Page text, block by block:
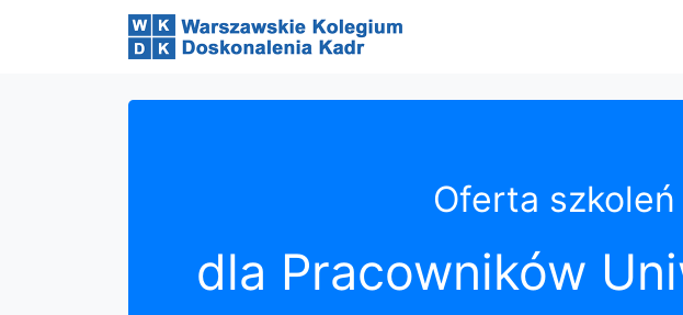
Oferta
dla Pracowników